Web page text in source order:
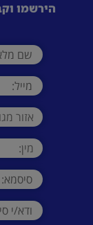
הירשמו